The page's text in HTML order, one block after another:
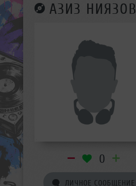
АЗИЗ НИЯЗОВ
0
ЛИЧНОЕ СООБЩЕНИЕ